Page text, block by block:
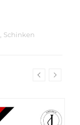
Schinken